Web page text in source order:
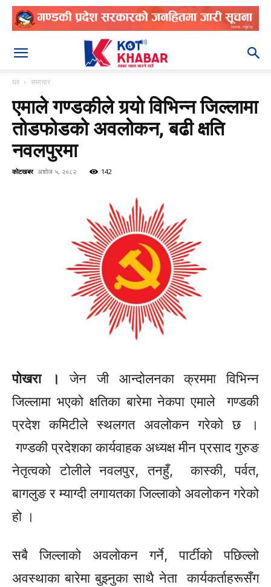
घर समाचार
एमाले गण्डकीले गर्‍यो विभिन्न जिल्लामा
तोडफोडको अवलोकन, बढी क्षति
नवलपुरमा
कोटखबर अशोज ५, २०८२ 142
पोखरा ।
जेन जी आन्दोलनका क्रममा विभिन्न
जिल्लामा भएको क्षतिका बारेमा नेकपा एमाले गण्डकी
प्रदेशकमिटीलेस्थलगत अवलोकन गरेको छ ।
गण्डकी प्रदेशका कार्यवाहक अध्यक्षमीनप्रसाद गुरुङ
नेतृत्वको टोलीले नवलपुर, तनहुँ, कास्की, पर्वत,
बागलुङ र म्याग्दी लगायतका जिल्लाको अवलोकन गरेको
हो ।
सबै जिल्लाको अवलोकन गर्ने, पार्टीको पछिल्लो
अवस्थाका बारेमा बुझ्नुका साथै नेताकार्यकर्ताहरूसँग